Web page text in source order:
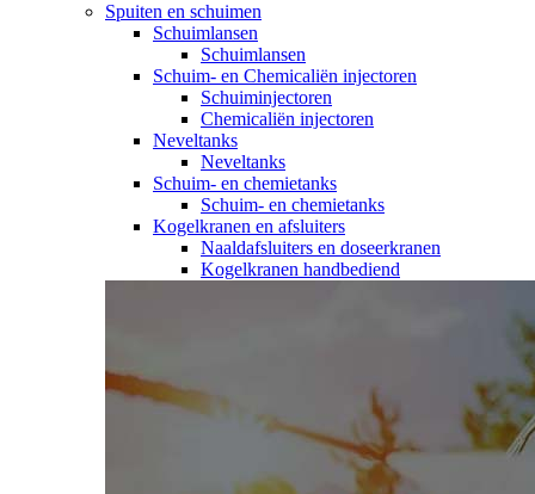
Spuiten en schuimen
Schuimlansen
Schuimlansen
Schuim- en Chemicaliën injectoren
Schuiminjectoren
Chemicaliën injectoren
Neveltanks
Neveltanks
Schuim- en chemietanks
Schuim- en chemietanks
Kogelkranen en afsluiters
Naaldafsluiters en doseerkranen
Kogelkranen handbediend